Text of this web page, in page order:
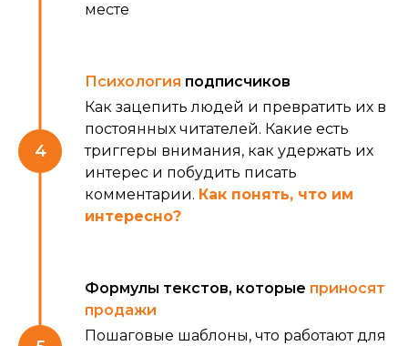
месте
Психология подписчиков
Как зацепить людей и превратить их в
постоянных читателей. Какие есть
триггеры внимания, как удержать их
интерес и побудить писать
комментарии. Как понять, что им
интересно?
Формулы текстов, которые приносят
продажи
Пошаговые шаблоны, что работают для